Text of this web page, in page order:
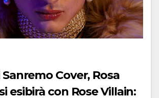
Cover, Rosa
esibirà con Rose Villain: